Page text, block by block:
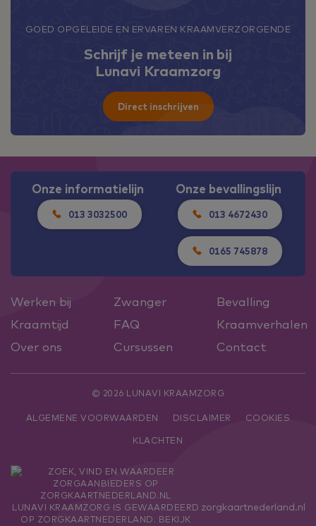
GOED OPGELEIDE EN ERVAREN KRAAMVERZORGENDE
Schrijf je meteen in bij
Lunavi Kraamzorg
Direct inschrijven
Onze informatielijn
013 3032500
Onze bevallingslijn
013 4672430
0165 745878
Werken bij Zwanger
Bevalling
Kraamtijd
FAQ
Kraamverhalen
Over ons
Cursussen Contact
© 2026 LUNAVI KRAAMZORG
ALGEMENE VOORWAARDEN DISCLAIMER
COOKIES
KLACHTEN
LUNAVI KRAAMZORG IS GEWAARDEERD
OP ZORGKAARTNEDERLAND. BEKIJK
zorgkaartnederland.nl